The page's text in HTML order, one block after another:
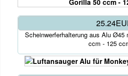
Scheinwerferhalterung aus Alu Ø45
ccm - 125